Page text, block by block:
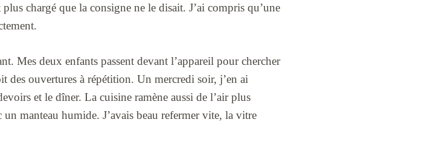
chargé que la consigne ne le disait. J’ai compris qu’une
Mes deux enfants passent devant l’appareil pour chercher
ouvertures à répétition. Un mercredi soir, j’en ai
et le dîner. La cuisine ramène aussi de l’air plus
manteau humide. J’avais beau refermer vite, la vitre